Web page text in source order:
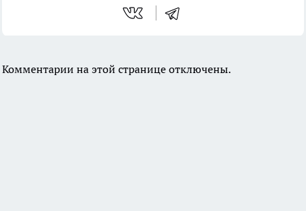
Комментарии на этой странице отключены.